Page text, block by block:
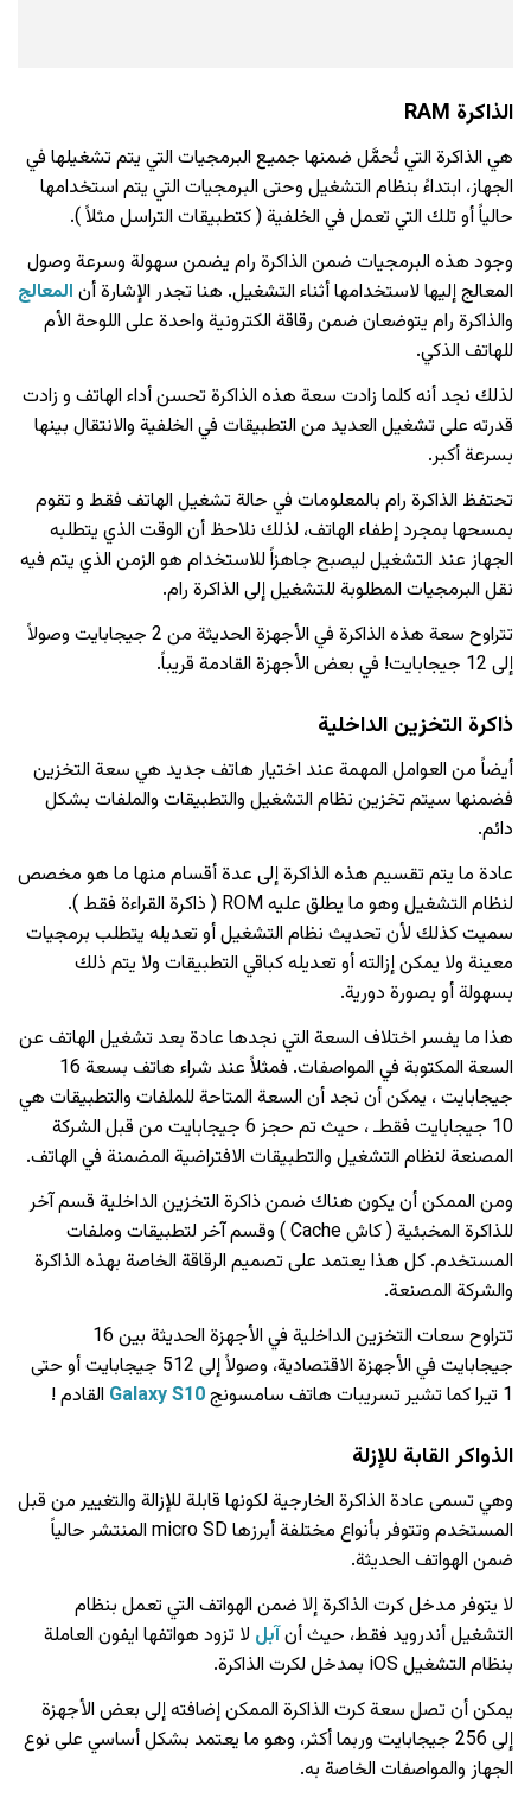
الذاكرة RAM
هي الذاكرة التي تُحمَّل ضمنها جميع البرمجيات التي يتم تشغيلها في
الجهاز، ابتداءً بنظام التشغيل وحتى البرمجيات التي يتم استخدامها
حالياً أو تلك التي تعمل في الخلفية ( كتطبيقات التراسل مثلاً ).
وجود هذه البرمجيات ضمن الذاكرة رام يضمن سهولة وسرعة وصول
المعالج إليها لاستخدامها أثناء التشغيل. هنا تجدر الإشارة أن المعالج
والذاكرة رام يتوضعان ضمن رقاقة الكترونية واحدة على اللوحة الأم
للهاتف الذكي.
لذلك نجد أنه كلما زادت سعة هذه الذاكرة تحسن أداء الهاتف و زادت
قدرته على تشغيل العديد من التطبيقات في الخلفية والانتقال بينها
بسرعة أكبر.
تحتفظ الذاكرة رام بالمعلومات في حالة تشغيل الهاتف فقط و تقوم
بمسحها بمجرد إطفاء الهاتف، لذلك نلاحظ أن الوقت الذي يتطلبه
الجهاز عند التشغيل ليصبح جاهزاً للاستخدام هو الزمن الذي يتم فيه
نقل البرمجيات المطلوبة للتشغيل إلى الذاكرة رام.
تتراوح سعة هذه الذاكرة في الأجهزة الحديثة من 2 جيجابايت وصولاً
إلى 12 جيجابايت! في بعض الأجهزة القادمة قريباً.
ذاكرة التخزين الداخلية
أيضاً من العوامل المهمة عند اختيار هاتف جديد هي سعة التخزين
فضمنها سيتم تخزين نظام التشغيل والتطبيقات والملفات بشكل
دائم.
عادة ما يتم تقسيم هذه الذاكرة إلى عدة أقسام منها ما هو مخصص
لنظام التشغيل وهو ما يطلق عليه ROM ( ذاكرة القراءة فقط ).
سميت كذلك لأن تحديث نظام التشغيل أو تعديله يتطلب برمجيات
معينة ولا يمكن إزالته أو تعديله كباقي التطبيقات ولا يتم ذلك
بسهولة أو بصورة دورية.
هذا ما يفسر اختلاف السعة التي نجدها عادة بعد تشغيل الهاتف عن
السعة المكتوبة في المواصفات. فمثلاً عند شراء هاتف بسعة 16
جيجابايت ، يمكن أن نجد أن السعة المتاحة للملفات والتطبيقات هي
10 جيجابايت فقطـ ، حيث تم حجز 6 جيجابايت من قبل الشركة
المصنعة لنظام التشغيل والتطبيقات الافتراضية المضمنة في الهاتف.
ومن الممكن أن يكون هناك ضمن ذاكرة التخزين الداخلية قسم آخر
للذاكرة المخبئية ( كاش Cache ) وقسم آخر لتطبيقات وملفات
المستخدم. كل هذا يعتمد على تصميم الرقاقة الخاصة بهذه الذاكرة
والشركة المصنعة.
تتراوح سعات التخزين الداخلية في الأجهزة الحديثة بين 16
جيجابايت في الأجهزة الاقتصادية، وصولاً إلى 512 جيجابايت أو حتى
1 تيرا كما تشير تسريبات هاتف سامسونج
Galaxy S10 القادم !
الذواكر القابة للإزلة
وهي تسمى عادة الذاكرة الخارجية لكونها قابلة للإزالة والتغيير من قبل
المستخدم وتتوفر بأنواع مختلفة أبرزها micro SD المنتشر حالياً
ضمن الهواتف الحديثة.
لا يتوفر مدخل كرت الذاكرة إلا ضمن الهواتف التي تعمل بنظام
التشغيل أندرويد فقط، حيث أنآبل لا تزود هواتفها ايفون العاملة
بنظام التشغيل iOS بمدخل لكرت الذاكرة.
يمكن أن تصل سعة كرت الذاكرة الممكن إضافته إلى بعض الأجهزة
إلى 256 جيجابايت وربما أكثر، وهو ما يعتمد بشكل أساسي على نوع
الجهاز والمواصفات الخاصة به.